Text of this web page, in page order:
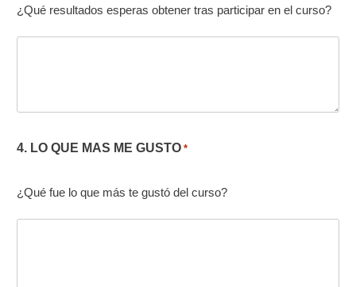
¿Qué resultados esperas obtener tras participar en el curso?
4. LO QUE MAS ME GUSTO *
¿Qué fue lo que más te gustó del curso?